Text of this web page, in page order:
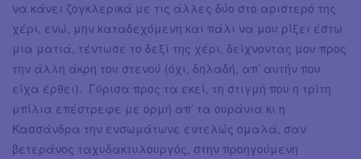
να κάνει ζογκλερικά με τις άλλες δύο στο αριστερό της
χέρι, ενώ, μην καταδεχόμενη και πάλι να μου ρίξει έστω
μια ματιά, τέντωσε το δεξί της χέρι, δείχνοντας μου προς
την άλλη άκρη του στενού (όχι, δηλαδή, απ’ αυτήν που
είχα έρθει). Γύρισα προς τα εκεί, τη στιγμή που η τρίτη
μπίλια επέστρεφε με ορμή απ’ τα ουράνια κι η
Κασσάνδρα την ενσωμάτωνε εντελώς ομαλά, σαν
βετεράνος ταχυδακτυλουργός, στην προηγούμενη